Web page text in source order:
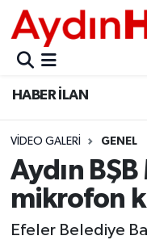
HABER İLAN
VIDEO GALERI GENEL
Aydın
mikrofon
Efeler Belediye
GÜNCEL
POLİTİKA
BELEDİYELER
ASAYİŞ
EKONOMİ
Aydın Nöbetçi
Aydın Hava
Aydin Namaz
Aydın Trafik
Süper Lig Puan